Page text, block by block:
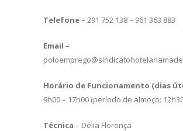
Telefone – 291 752 138 – 961 363 883
Email –
Horário de Funcionamento (dias
9h00 – 17h00 (período de almoço:
Técnica – Délia Florença